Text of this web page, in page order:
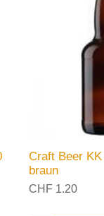
Craft Beer
braun
CHF 1.20